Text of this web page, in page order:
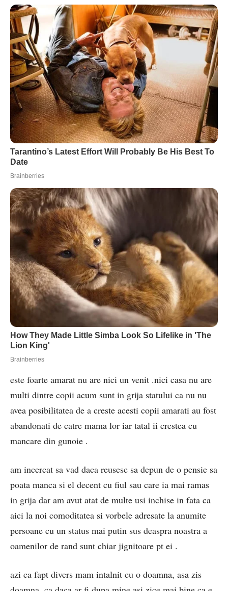
este foarte amarat nu are nici un venit .nici casa nu are
multi dintre copii acum sunt in grija statului ca nu nu
avea posibilitatea de a creste acesti copii amarati au fost
abandonati de catre mama lor iar tatal ii crestea cu
mancare din gunoie .
am incercat sa vad daca reusesc sa depun de o pensie sa
poata manca si el decent cu fiul sau care ia mai ramas
in grija dar am avut atat de multe usi inchise in fata ca
aici la noi comoditatea si vorbele adresate la anumite
persoane cu un status mai putin sus deaspra noastra a
oamenilor de rand sunt chiar jignitoare pt ei .
azi ca fapt divers mam intalnit cu o doamna, asa zis